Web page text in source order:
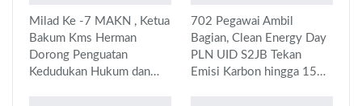
Milad Ke -7 MAKN , Ketua
Bakum Kms Herman
Dorong Penguatan
Kedudukan Hukum dan…
702 Pegawai Ambil
Bagian, Clean Energy Day
PLN UID S2JB Tekan
Emisi Karbon hingga 15…